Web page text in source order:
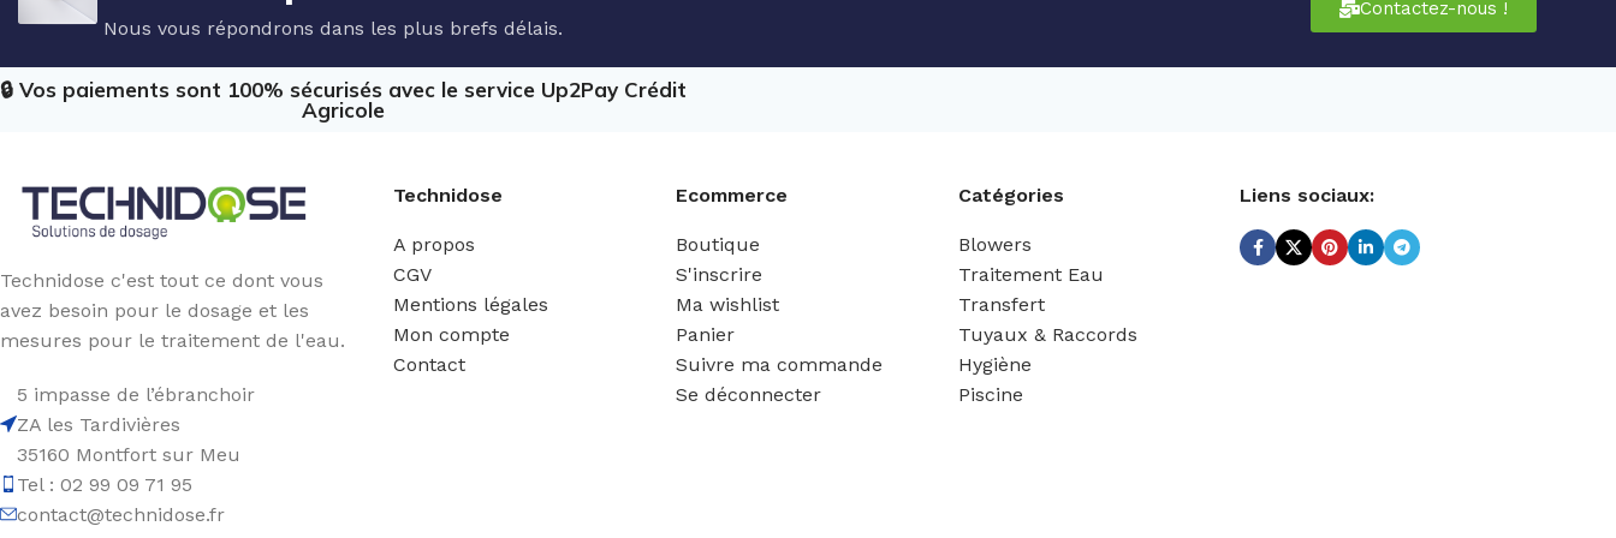
Nous vous répondrons dans les plus brefs délais.
Contactez-nous !
🔒 Vos paiements sont 100% sécurisés avec le service Up2Pay Crédit
Agricole
Technidose c'est tout ce dont vous
avez besoin pour le dosage et les
mesures pour le traitement de l'eau.
5 impasse de l’ébranchoir
ZA les Tardivières
35160 Montfort sur Meu
Tel : 02 99 09 71 95
contact@technidose.fr
Technidose
A propos
CGV
Mentions légales
Mon compte
Contact
Ecommerce
Boutique
S'inscrire
Ma wishlist
Panier
Suivre ma commande
Se déconnecter
Catégories
Blowers
Traitement Eau
Transfert
Tuyaux & Raccords
Hygiène
Piscine
Liens sociaux: